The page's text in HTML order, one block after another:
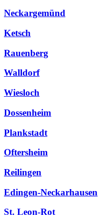
Neckargemünd
Ketsch
Rauenberg
Walldorf
Wiesloch
Dossenheim
Plankstadt
Oftersheim
Reilingen
Edingen-Neckarhausen
St. Leon-Rot